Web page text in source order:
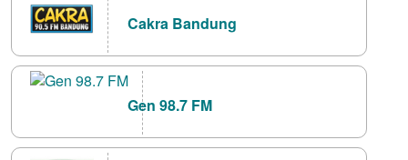
Cakra Bandung
Gen 98.7 FM